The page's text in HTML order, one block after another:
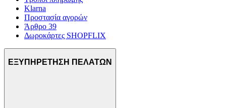
Klarna
Προστασία αγορών
Άρθρο 39
Δωροκάρτες SHOPFLIX
ΕΞΥΠΗΡΕΤΗΣΗ ΠΕΛΑΤΩΝ